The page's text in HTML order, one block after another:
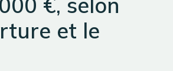
et le